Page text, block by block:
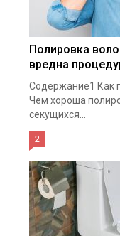
Полировка
вредна
Содержание1 Как
Чем хороша
секущихся...
2